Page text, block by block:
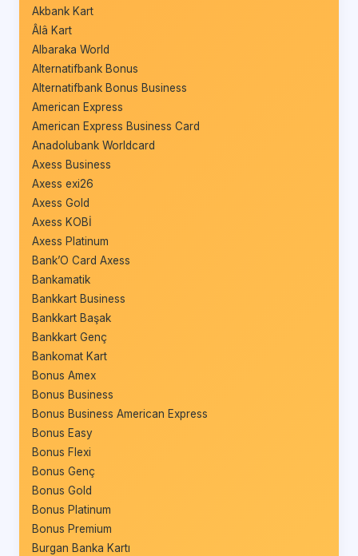
Akbank Kart
Âlâ Kart
Albaraka World
Alternatifbank Bonus
Alternatifbank Bonus Business
American Express
American Express Business Card
Anadolubank Worldcard
Axess Business
Axess exi26
Axess Gold
Axess KOBİ
Axess Platinum
Bank’O Card Axess
Bankamatik
Bankkart Business
Bankkart Başak
Bankkart Genç
Bankomat Kart
Bonus Amex
Bonus Business
Bonus Business American Express
Bonus Easy
Bonus Flexi
Bonus Genç
Bonus Gold
Bonus Platinum
Bonus Premium
Burgan Banka Kartı